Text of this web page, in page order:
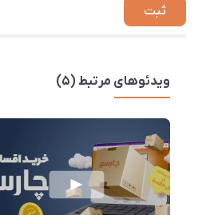
ویدئوهای مرتبط (5)